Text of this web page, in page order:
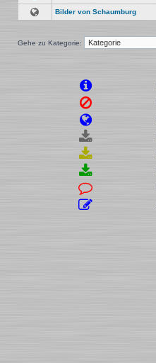
Bilder von Schaumburg
Gehe zu Kategorie: